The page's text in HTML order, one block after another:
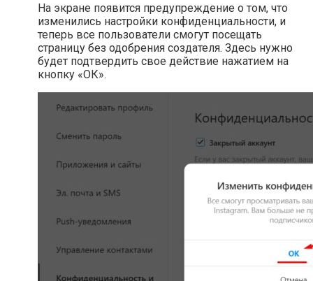
На экране появится предупреждение о том, что
изменились настройки конфиденциальности, и
теперь все пользователи смогут посещать
страницу без одобрения создателя. Здесь нужно
будет подтвердить свое действие нажатием на
кнопку «ОК».